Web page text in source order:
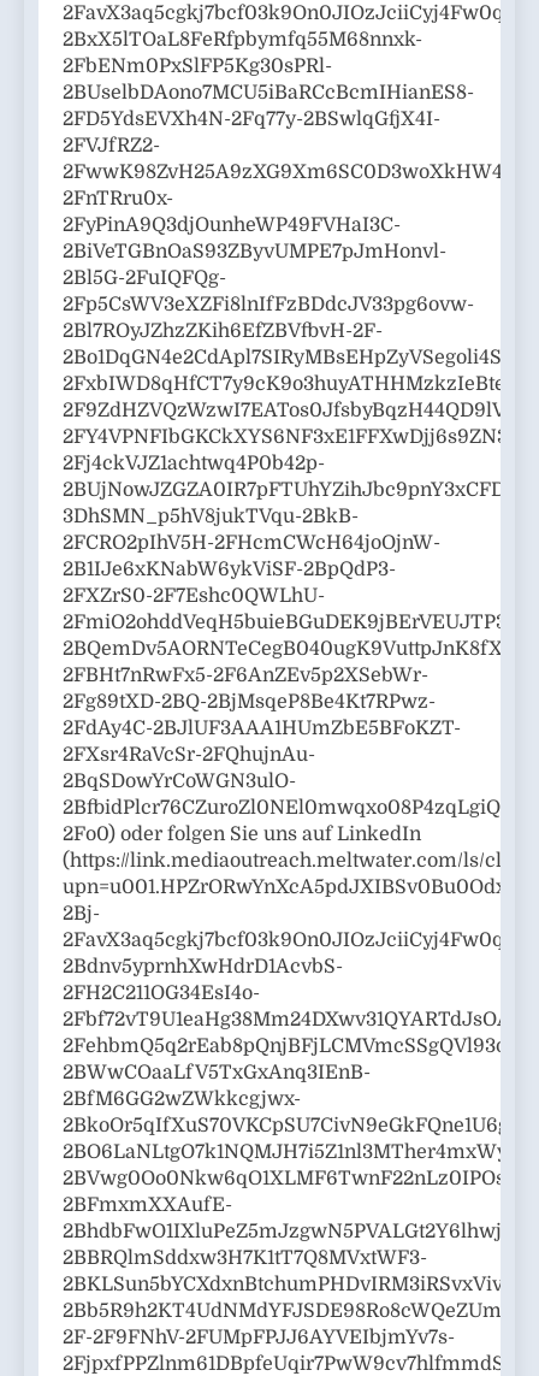
2BxX5lTOaL8FeRfpbymfq55M68nnxk-
2FbENm0PxSlFP5Kg30sPRl-
2BUselbDAono7MCU5iBaRCcBcmIHianES8-
2FD5YdsEVXh4N-2Fq77y-2BSwlqGfjX4I-
2FVJfRZ2-
2FnTRru0x-
2FyPinA9Q3djOunheWP49FVHaI3C-
2BiVeTGBnOaS93ZByvUMPE7pJmHonvl-
2Bl5G-2FuIQFQg-
2Fp5CsWV3eXZFi8lnIfFzBDdcJV33pg6ovw-
2Bl7ROyJZhzZKih6EfZBVfbvH-2F-
2FxbIWD8qHfCT7y9cK9o3huyATHHMzkzIeBte-
2Fj4ckVJZ1achtwq4P0b42p-
3DhSMN_p5hV8jukTVqu-2BkB-
2FCRO2pIhV5H-2FHcmCWcH64joOjnW-
2B1IJe6xKNabW6ykViSF-2BpQdP3-
2FXZrS0-2F7Eshc0QWLhU-
2FBHt7nRwFx5-2F6AnZEv5p2XSebWr-
2Fg89tXD-2BQ-2BjMsqeP8Be4Kt7RPwz-
2FdAy4C-2BJlUF3AAA1HUmZbE5BFoKZT-
2FXsr4RaVcSr-2FQhujnAu-
2BqSDowYrCoWGN3ulO-
2Fo0) oder folgen Sie uns auf LinkedIn
(https://link.mediaoutreach.meltwater.com/ls/click?
2Bj-
2Bdnv5yprnhXwHdrD1AcvbS-
2FH2C211OG34EsI4o-
2BWwCOaaLfV5TxGxAnq3IEnB-
2BfM6GG2wZWkkcgjwx-
2BFmxmXXAufE-
2BBRQlmSddxw3H7K1tT7Q8MVxtWF3-
2F-2F9FNhV-2FUMpFPJJ6AYVEIbjmYv7s-